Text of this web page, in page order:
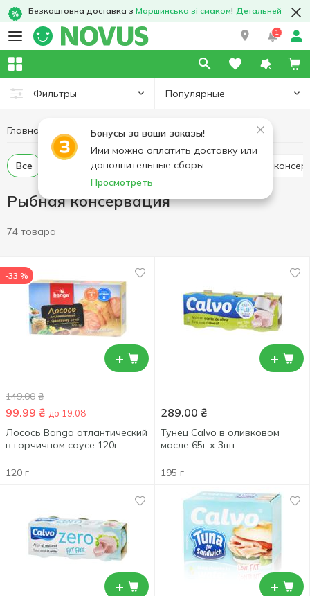
Безкоштовна доставка з Моршинська зі смаком! Детальней
1
Фильтры Популярные
Бонусы за ваши заказы!
Ими можно оплатить доставку или
дополнительные сборы.
Просмотреть
Главная Консервы Рыбная консервация
Все Тунец консервированный Печень трески
Рыбная консервация
74 товара
+
-33 %
149.00 ₴
99.99 ₴ до 19.08
Лосось Banga атлантический
в горчичном соусе 120г
120 г
+
289.00 ₴
Тунец Calvo в оливковом
масле 65г х 3шт
195 г
+ +